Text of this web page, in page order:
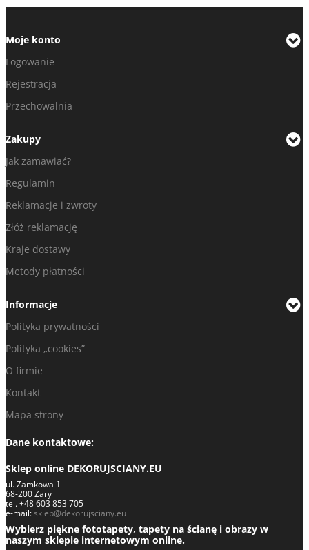
Moje konto
Logowanie
Rejestracja
Przechowalnia
Zakupy
Jak zamawiać?
Regulamin
Reklamacje i zwroty
Złóż reklamację
Kraje dostawy
Metody płatności
Informacje
Polityka prywatności
Polityka „cookies”
O firmie
Kontakt
Mapa strony
Dane kontaktowe:
Sklep online DEKORUJSCIANY.EU
ul. Zamkowa 1
68-200 Żary
tel. +48 603 853 705
e-mail:sklep@dekorujsciany.eu
Wybierz piękne fototapety, tapety na ścianę i obrazy w
naszym sklepie internetowym online.